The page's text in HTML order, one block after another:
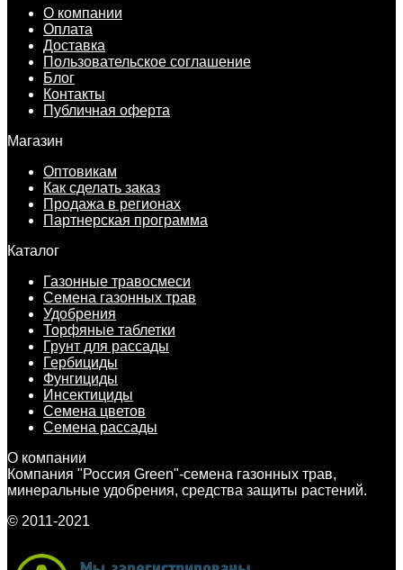
О компании
Оплата
Доставка
Пользовательское соглашение
Блог
Контакты
Публичная оферта
Магазин
Оптовикам
Как сделать заказ
Продажа в регионах
Партнерская программа
Каталог
Газонные травосмеси
Семена газонных трав
Удобрения
Торфяные таблетки
Грунт для рассады
Гербициды
Фунгициды
Инсектициды
Семена цветов
Семена рассады
О компании
Компания "Россия Green"-семена газонных трав,
минеральные удобрения, средства защиты растений.
© 2011-2021